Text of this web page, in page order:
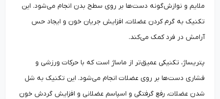
ملایم و نوازش‌گونه دست‌ها بر روی سطح بدن انجام می‌شود. این
تکنیک به گرم کردن عضلات، افزایش جریان خون و ایجاد حس
آرامش در فرد کمک می‌کند.
پتریساژ، تکنیکی عمیق‌تر از ماساژ است که با حرکات ورزشی و
فشاری دست‌ها بر روی عضلات انجام می‌شود. این تکنیک به شل
شدن عضلات، رفع گرفتگی و اسپاسم عضلانی و افزایش گردش خون